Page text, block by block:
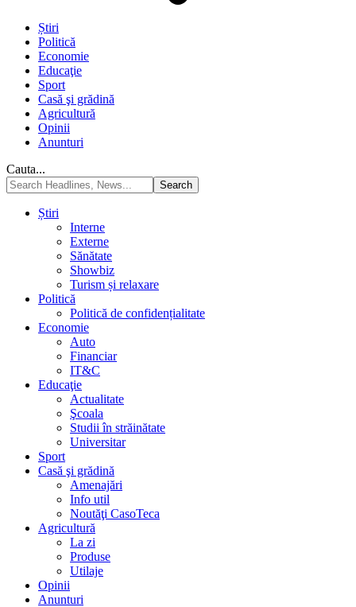
Știri
Politică
Economie
Educaţie
Sport
Casă şi grădină
Agricultură
Opinii
Anunturi
Cauta...
Știri
Interne
Externe
Sănătate
Showbiz
Turism și relaxare
Politică
Politică de confidențialitate
Economie
Auto
Financiar
IT&C
Educaţie
Actualitate
Şcoala
Studii în străinătate
Universitar
Sport
Casă şi grădină
Amenajări
Info util
Noutăţi CasoTeca
Agricultură
La zi
Produse
Utilaje
Opinii
Anunturi